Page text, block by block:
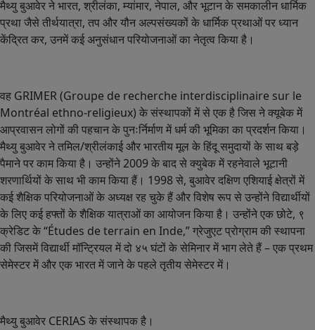
मैथ्युबुआवेरनेभारत, श्रीलंका, म्यांमार, नेपाल, औरभूटानकेसमकालीनधार्मिक
प्रथाजैसेतीर्थयात्रा, तपऔरयौनअल्पसंख्यकोंकेधार्मिकप्रथाओंपरध्यान
केंद्रितकर, उनमेंकईअनुसंधानपरियोजनाओंकानेतृत्वकियाहै ।
वह GRIMER (Groupe de recherche interdisciplinaire sur le
Montréal ethno-religieux) केसंस्थापकोंमेंसेएकहैजिसनेक्यूबेकमें
आप्रवासनलोगोंकीपहचानकेपुनःर्निर्माणमेंधर्मकीभूमिकाकाप्रदर्शनकिया ।
मैथ्युबुआवेरनेतमिल/श्रीलंकाईऔरभारतीयमूलकेहिंदूसमुदायोंकेसाथबड़े
पैमानेपरकामकियाहै । उन्होंने2009केबादसेक्युबेकमेंरहनेवालेभूटानी
शरणार्थियोंकेसाथभीकामकियाहैं। 1998से, बुआवेरदक्षिणएशियाईक्षेत्रोंमें
कईशैक्षिकपरियोजनाओंकेअध्यक्षरहचुकेहैंऔरविशेषरूपसेउन्होंनेविद्यार्थीयों
केलिएकईहफ्तोंकेशैक्षिकयात्राओंकाआयोजनकियाहै । उन्होंनेएकछोटे, ९
क्रेडिटके“Études de terrain en Inde,”ग्रेजुएटप्रोग्रामकीस्थापना
कीजिसमेंविद्यार्थीमॉन्ट्रियलमेंदो ४५घंटोंकेसेमिनारमेंभागलेतेहैं–एकप्रथम
सेमेस्टरमेंऔरएकभारतमेंजानेकेपहलेतृतीयसेमेस्टरमें।
मैथ्युबुआवेर CERIAS केसंस्थापकहै ।